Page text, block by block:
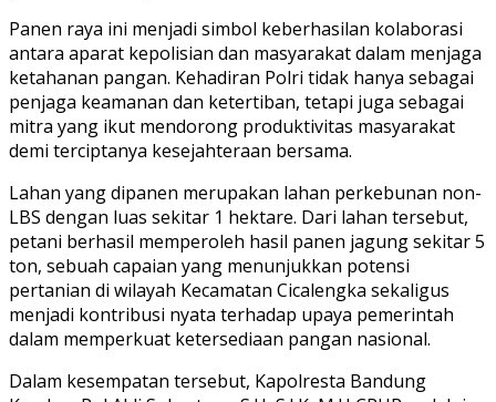
Panen raya ini menjadi simbol keberhasilan kolaborasi
antara aparat kepolisian dan masyarakat dalam menjaga
ketahanan pangan. Kehadiran Polri tidak hanya sebagai
penjaga keamanan dan ketertiban, tetapi juga sebagai
mitra yang ikut mendorong produktivitas masyarakat
demi terciptanya kesejahteraan bersama.
Lahan yang dipanen merupakan lahan perkebunan non-
LBS dengan luas sekitar 1 hektare. Dari lahan tersebut,
petani berhasil memperoleh hasil panen jagung sekitar 5
ton, sebuah capaian yang menunjukkan potensi
pertanian di wilayah Kecamatan Cicalengka sekaligus
menjadi kontribusi nyata terhadap upaya pemerintah
dalam memperkuat ketersediaan pangan nasional.
Dalam kesempatan tersebut, Kapolresta Bandung